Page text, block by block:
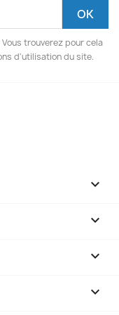
trouverez pour cela
d'utilisation du site.



keyboard_arrow_down